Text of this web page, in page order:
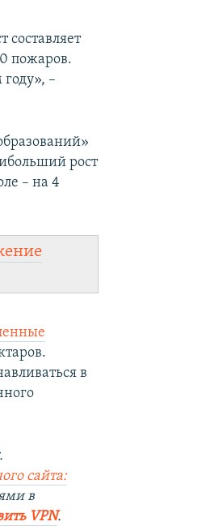
пожаров.
–
рост
– на 4
в
.
сайта:
в
VPN.